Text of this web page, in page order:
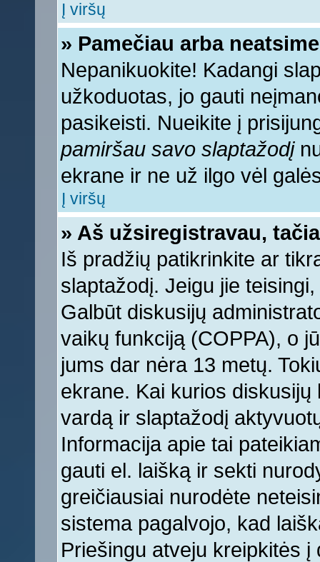
Į viršų
» Pamečiau arba
Nepanikuokite! Kadangi
užkoduotas, jo gauti
pasikeisti. Nueikite į
pamiršau savo slaptažodį
ekrane ir ne už ilgo vėl
Į viršų
» Aš užsiregistravau,
Iš pradžių patikrinkite ar
slaptažodį. Jeigu jie
Galbūt diskusijų
vaikų funkciją (COPPA), o
jums dar nėra 13 metų.
ekrane. Kai kurios
vardą ir slaptažodį
Informacija apie tai
gauti el. laišką ir sekti
greičiausiai nurodėte
sistema pagalvojo, kad
Priešingu atveju kreipkitės